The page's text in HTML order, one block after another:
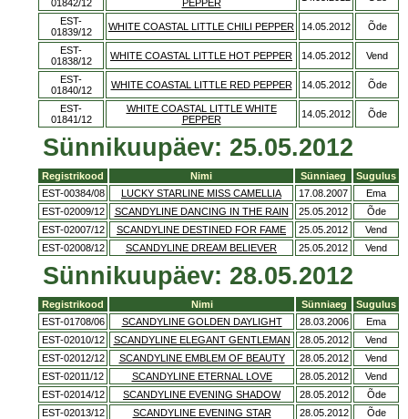
01842/12 PEPPER
EST-
01839/12
WHITE COASTAL LITTLE CHILI PEPPER 14.05.2012 Õde
EST-
01838/12
WHITE COASTAL LITTLE HOT PEPPER 14.05.2012 Vend
EST-
01840/12
WHITE COASTAL LITTLE RED PEPPER 14.05.2012 Õde
EST-
01841/12
WHITE COASTAL LITTLE WHITE
PEPPER
14.05.2012 Õde
Sünnikuupäev: 25.05.2012
Registrikood Nimi Sünniaeg
Sugulus
EST-00384/08
LUCKY STARLINE MISS CAMELLIA 17.08.2007
Ema
EST-02009/12
SCANDYLINE DANCING IN THE RAIN 25.05.2012
Õde
EST-02007/12
SCANDYLINE DESTINED FOR FAME 25.05.2012
Vend
EST-02008/12
SCANDYLINE DREAM BELIEVER 25.05.2012 Vend
Sünnikuupäev: 28.05.2012
Registrikood Nimi Sünniaeg
Sugulus
EST-01708/06
SCANDYLINE GOLDEN DAYLIGHT 28.03.2006
Ema
EST-02010/12
SCANDYLINE ELEGANT GENTLEMAN 28.05.2012
Vend
EST-02012/12
SCANDYLINE EMBLEM OF BEAUTY 28.05.2012
Vend
EST-02011/12
SCANDYLINE ETERNAL LOVE 28.05.2012
Vend
EST-02014/12
SCANDYLINE EVENING SHADOW 28.05.2012
Õde
EST-02013/12
SCANDYLINE EVENING STAR 28.05.2012 Õde